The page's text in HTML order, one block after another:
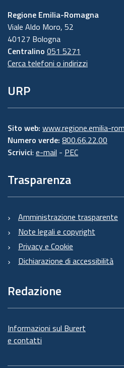
Regione Emilia-Romagna
Viale Aldo Moro, 52
40127 Bologna
Centralino 051 5271
Cerca telefoni o indirizzi
URP
Sito web: www.regione.emilia-
Numero verde: 800.66.22.00
Scrivici: e-mail - PEC
Trasparenza
Amministrazione trasparente
Note legali e copyright
Privacy e Cookie
Dichiarazione di accessibilità
Redazione
Informazioni sul Burert
e contatti